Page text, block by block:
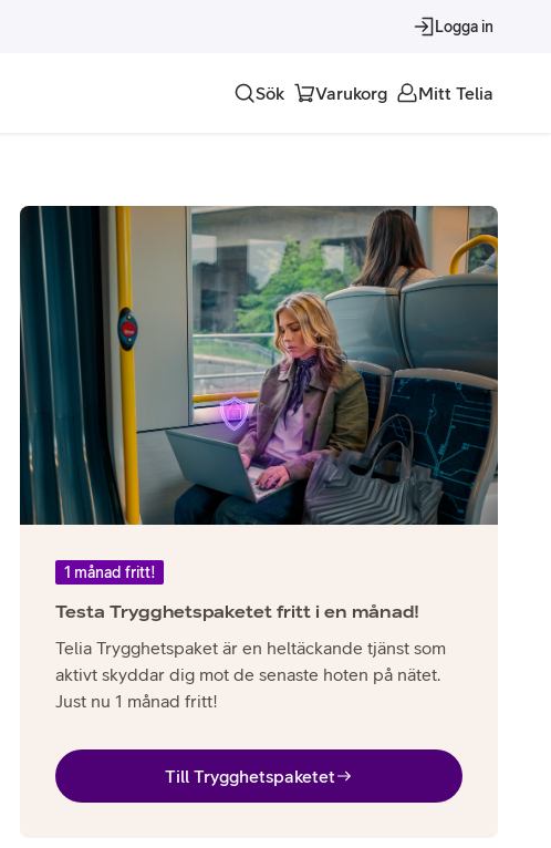
Logga in
Alla tjänster
Trygghet
Underhållning
Roaming – samtal och surf i utlandet
Sök Varukorg Mitt Telia
1 månad fritt!
Testa Trygghetspaketet fritt i en månad!
Telia Trygghetspaket är en heltäckande tjänst som
aktivt skyddar dig mot de senaste hoten på nätet.
Just nu 1 månad fritt!
Till Trygghetspaketet